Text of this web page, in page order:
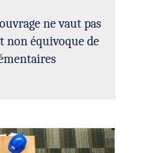
ne vaut pas
non équivoque de